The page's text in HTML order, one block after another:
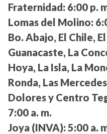
Fraternidad: 6:00 p.
Lomas del Molino:
Bo. Abajo, El Chile,
Guanacaste, La
Hoya, La Isla, La
Ronda, Las
Dolores y Centro
7:00 a. m.
Joya (INVA): 5:00 a.